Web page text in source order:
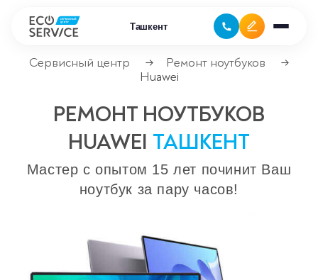
Ташкент
Ремонт компьютерной техники
Ремонт крупно бытовой техники
Ремонт цифровой техники
Сервисный центр → Ремонт ноутбуков
→
Huawei
РЕМОНТ НОУТБУКОВ
HUAWEI ТАШКЕНТ
Мастер с опытом 15 лет починит Ваш
ноутбук за пару часов!